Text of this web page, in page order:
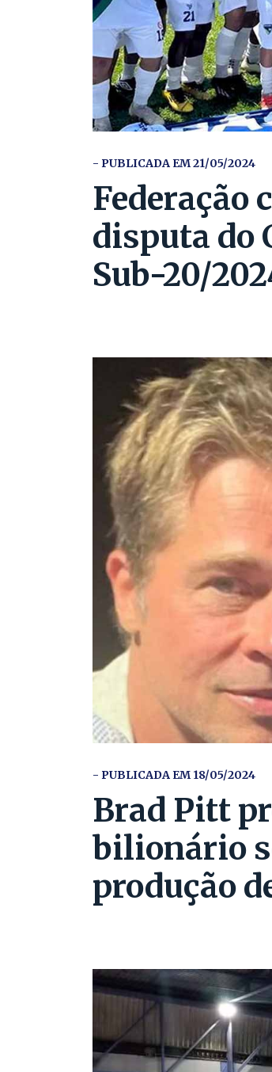
- PUBLICADA EM 21/05/2024
Federação
disputa do
Sub-20/
- PUBLICADA EM 18/05/2024
Brad Pitt
bilionário
produção